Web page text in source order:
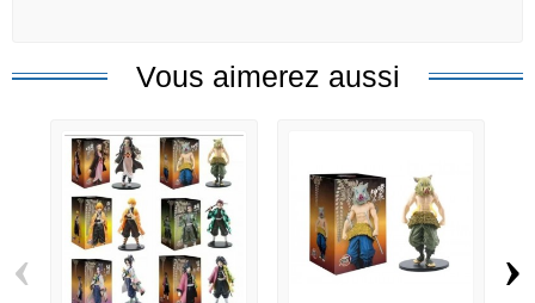
Vous aimerez aussi
‹ ›